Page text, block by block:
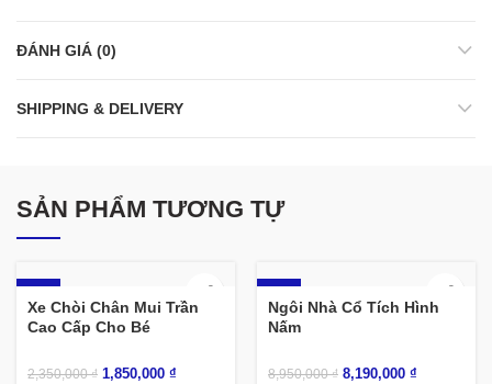
ĐÁNH GIÁ (0)
SHIPPING & DELIVERY
SẢN PHẨM TƯƠNG TỰ
-21%
Xe Chòi Chân Mui Trần
Cao Cấp Cho Bé
2,350,000₫ 1,850,000 ₫
-8%
Ngôi Nhà Cổ Tích Hình
Nấm
8,950,000₫ 8,190,000 ₫